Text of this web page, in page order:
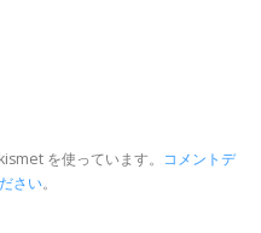
を使っています。 コメントデ
さい。